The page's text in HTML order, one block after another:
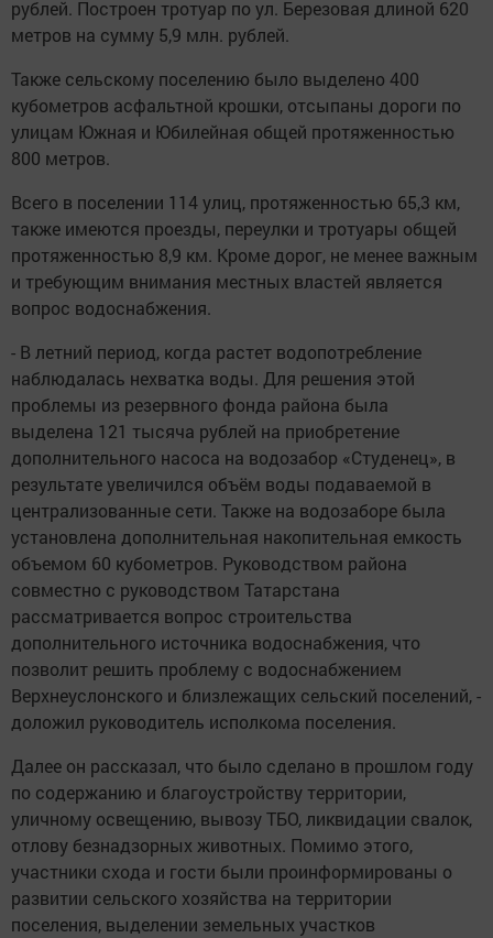
рублей. Построен тротуар по ул. Березовая длиной 620
метров на сумму 5,9 млн. рублей.
Также сельскому поселению было выделено 400
кубометров асфальтной крошки, отсыпаны дороги по
улицам Южная и Юбилейная общей протяженностью
800 метров.
Всего в поселении 114 улиц, протяженностью 65,3 км,
также имеются проезды, переулки и тротуары общей
протяженностью 8,9 км. Кроме дорог, не менее важным
и требующим внимания местных властей является
вопрос водоснабжения.
- В летний период, когда растет водопотребление
наблюдалась нехватка воды. Для решения этой
проблемы из резервного фонда района была
выделена 121 тысяча рублей на приобретение
дополнительного насоса на водозабор «Студенец», в
результате увеличился объём воды подаваемой в
централизованные сети. Также на водозаборе была
установлена дополнительная накопительная емкость
объемом 60 кубометров. Руководством района
совместно с руководством Татарстана
рассматривается вопрос строительства
дополнительного источника водоснабжения, что
позволит решить проблему с водоснабжением
Верхнеуслонского и близлежащих сельский поселений, -
доложил руководитель исполкома поселения.
Далее он рассказал, что было сделано в прошлом году
по содержанию и благоустройству территории,
уличному освещению, вывозу ТБО, ликвидации свалок,
отлову безнадзорных животных. Помимо этого,
участники схода и гости были проинформированы о
развитии сельского хозяйства на территории
поселения, выделении земельных участков